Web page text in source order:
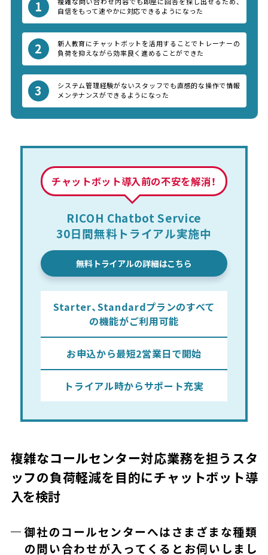
1
自信をもって速やかに対応できるようになった
2
新人教育にチャットボットを活用することでトレーナーの
負荷を抑えながら効率良く進めることができた
3
システム管理経験がないスタッフでも直感的な操作で情報
メンテナンスができるようになった
チャットボット導入前の不安を解消！
RICOH Chatbot Service
30日間無料トライアル実施中
無料トライアルの詳細はこちら
Starter、Standardプランのすべて
の機能がご利用可能
お申込から最短2営業日で開始
トライアル時からサポート充実
複雑なコールセンター対応業務を担うスタ
ッフの負荷軽減を目的にチャットボット導
入を検討
御社のコールセンターへはさまざまな種類
の問い合わせが入ってくるとお伺いしまし